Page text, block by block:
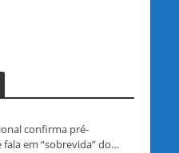
confirma pré-
em “sobrevida” do